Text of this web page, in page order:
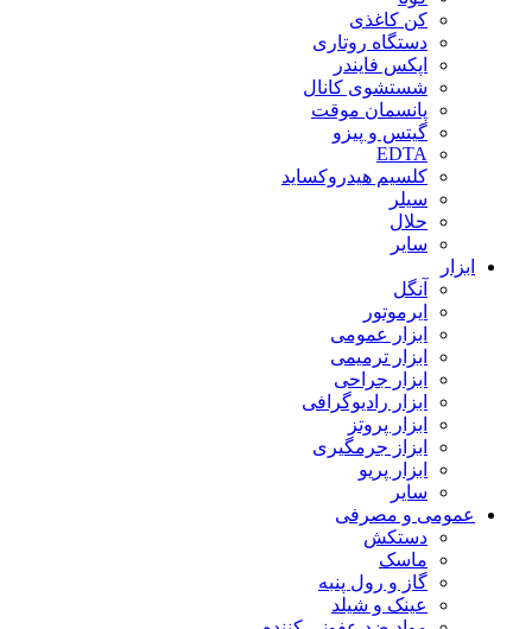
کن کاغذی
دستگاه روتاری
اپکس فایندر
شستشوی کانال
پانسمان موقت
گیتس و پیزو
EDTA
کلسیم هیدروکساید
سیلر
حلال
سایر
ابزار
آنگل
ایرموتور
ابزار عمومی
ابزار ترمیمی
ابزار جراحی
ابزار رادیوگرافی
ابزار پروتز
ابزاز جرمگیری
ابزار پریو
سایر
عمومی و مصرفی
دستکش
ماسک
گاز و رول پنبه
عینک و شیلد